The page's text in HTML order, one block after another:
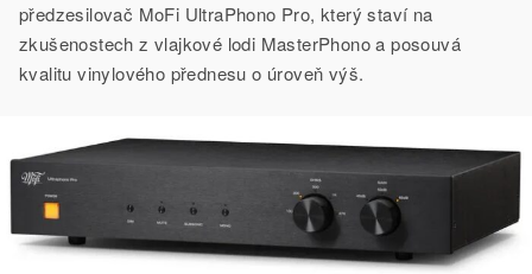
předzesilovač MoFi UltraPhono Pro, který staví na
zkušenostech z vlajkové lodi MasterPhono a posouvá
kvalitu vinylového přednesu o úroveň výš.